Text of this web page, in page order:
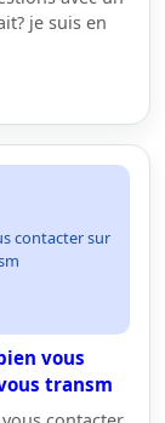
je suis en
contacter sur
vous
transm